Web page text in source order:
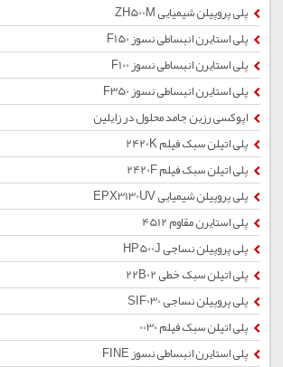
پلی پروپیلن شیمیایی ZH500M
پلی استایرن انبساطی نسوز F150
پلی استایرن انبساطی نسوز F100
پلی استایرن انبساطی نسوز F350
اپوکسی رزین جامد محلول در زایلین
پلی اتیلن سبک فیلم 2420K
پلی اتیلن سبک فیلم 2420F
پلی پروپیلن شیمیایی EPX3130UV
پلی استایرن مقاوم 4512
پلی پروپیلن نساجی HP500J
پلی اتیلن سبک خطی 22B02
پلی پروپیلن نساجی SIF030
پلی اتیلن سبک فیلم 0030
پلی استایرن انبساطی نسوز FINE